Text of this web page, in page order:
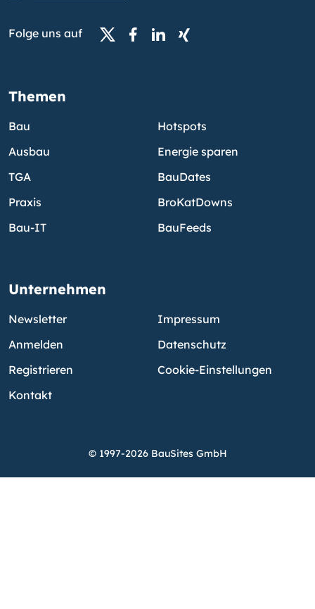
Folge uns auf
Themen
Bau
Ausbau
TGA
Praxis
Bau-IT
Hotspots
Energie sparen
BauDates
BroKatDowns
BauFeeds
Unternehmen
Newsletter
Anmelden
Registrieren
Kontakt
Impressum
Datenschutz
Cookie-Einstellungen
© 1997-2026 BauSites GmbH